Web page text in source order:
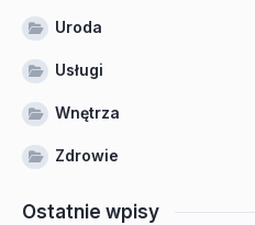
Uroda
Usługi
Wnętrza
Zdrowie
Ostatnie wpisy